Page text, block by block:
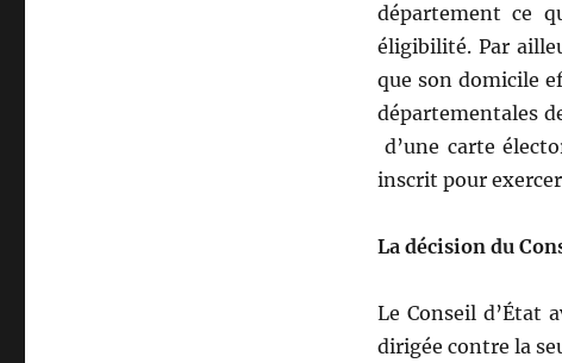
département ce
éligibilité. Par
que son domicile
départementales
d’une carte
inscrit pour
La décision du
Le Conseil d’État
dirigée contre la